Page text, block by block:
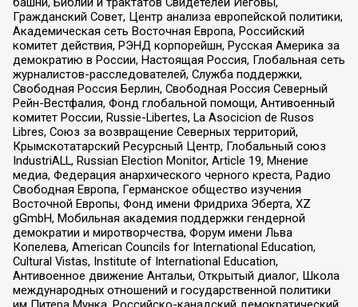
Гражданский Совет, Центр анализа европейской политики,
Академическая сеть Восточная Европа, Российский
комитет действия, РЭНД корпорейшн, Русская Америка за
демократию в России, Настоящая Россия, Глобальная сеть
журналистов-расследователей, Служба поддержки,
Свободная Россия Берлин, Свободная Россия Северный
Рейн-Вестфалия, Фонд глобальной помощи, Антивоенный
комитет России, Russie-Libertes, La Asocicion de Rusos
Libres, Союз за возвращение Северных территорий,
Крымскотатарский Ресурсный Центр, Глобальный союз
IndustriALL, Russian Election Monitor, Article 19, Мнение
медиа, Федерация анархического черного креста, Радио
Свободная Европа, Германское общество изучения
Восточной Европы, Фонд имени Фридриха Эберта, XZ
gGmbH, Мобильная академия поддержки гендерной
демократии и миротворчества, Форум имени Льва
Копелева, American Councils for International Education,
Cultural Vistas, Institute of International Education,
Антивоенное движение Антальи, Открытый диалог, Школа
международных отношений и государственной политики